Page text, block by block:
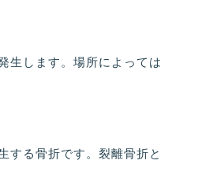
生します。場所によっては
する骨折です。裂離骨折と